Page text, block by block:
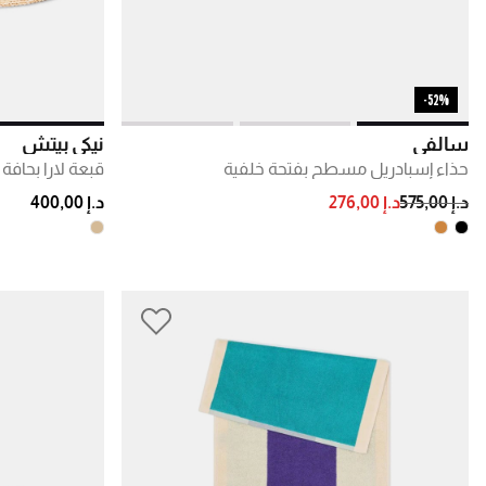
52%-
سالفي
حذاء إسبادريل مسطح بفتحة خلفية
PRICE REDUCED FROM
د.إ 575,00 TO
د.إ 276,00
نيكي بيتش
قبعة لارا
د.إ 400,00